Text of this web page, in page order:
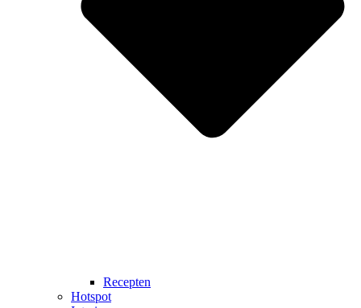
Recepten
Hotspot